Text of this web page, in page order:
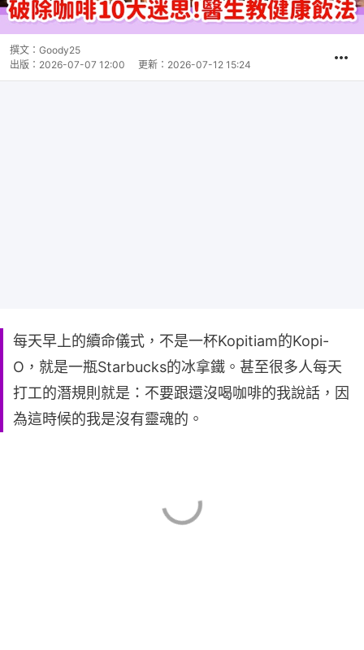
撰文： Goody25
出版： 2026-07-07 12:00 更新： 2026-07-12 15:24
每天早上的續命儀式，不是一杯Kopitiam的Kopi-
O，就是一瓶Starbucks的冰拿鐵。甚至很多人每天
打工的潛規則就是：不要跟還沒喝咖啡的我說話，因
為這時候的我是沒有靈魂的。